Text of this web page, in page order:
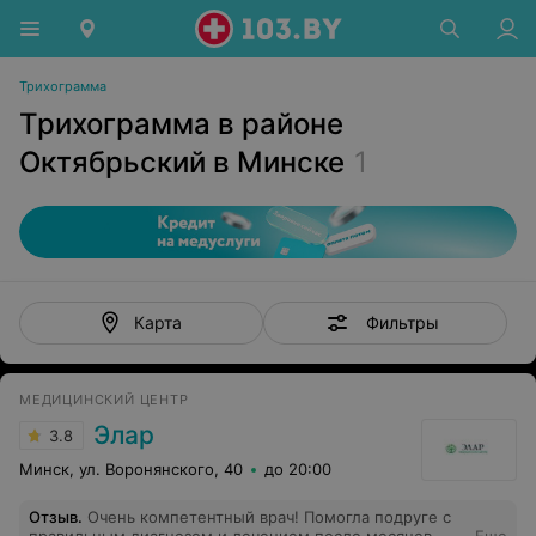
Трихограмма
Трихограмма в районе
Октябрьский в Минске 1
Карта Фильтры
МЕДИЦИНСКИЙ ЦЕНТР
3.8 Элар
Минск, ул. Воронянского, 40 до 20:00
Отзыв. Очень компетентный врач! Помогла подруге с